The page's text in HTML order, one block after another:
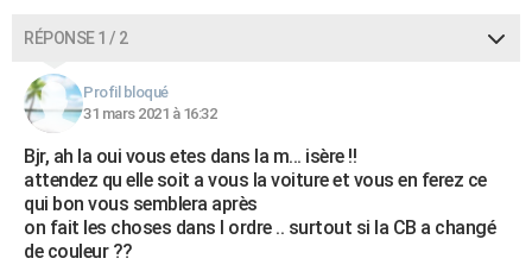
RÉPONSE 1 / 2
Profil bloqué
31 mars 2021 à 16:32
Bjr, ah la oui vous etes dans la m... isère !!
attendez qu elle soit a vous la voiture et vous en ferez ce
qui bon vous semblera après
on fait les choses dans l ordre .. surtout si la CB a changé
de couleur ??